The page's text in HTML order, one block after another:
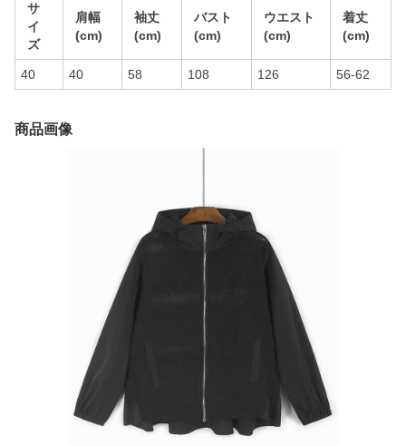
サ
イ
ズ
肩幅
(cm)
袖丈
(cm)
バスト
(cm)
ウエスト
(cm)
着丈
(cm)
40 40 58 108 126 56-62
商品画像